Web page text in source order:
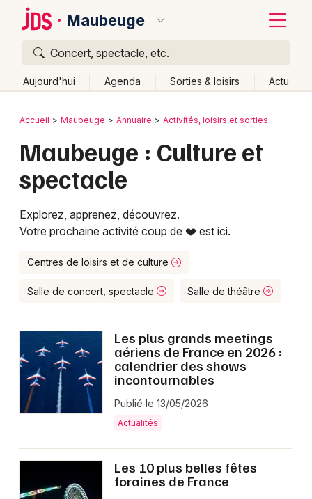
Maubeuge
Concert, spectacle, etc.
Aujourd'hui Agenda Sorties & loisirs Actu
Publier un événement
Grands événements
Activité & Expérience
Spectacles
Concerts
Sports
Bordeaux
Colmar
Lyon
Marseille
Mulhouse
Nantes
Nice
Paris
Toulouse
Toutes les villes
Retour
Accueil Maubeuge Annuaire Activités, loisirs et sorties
Maubeuge : Culture et
spectacle
Explorez, apprenez, découvrez.
Votre prochaine activité coup de ❤️ est ici.
Centres de loisirs et de culture
Salle de concert, spectacle Salle de théâtre
Les plus grands meetings
aériens de France en 2026 :
calendrier des shows
incontournables
Publié le 13/05/2026
Actualités
Les 10 plus belles fêtes
foraines de France
Quoi ?
Où ?
Nord-Pas-de-Calais
Partout
Près de moi
Changer de lieu
Aujourd'hui
Demain Ce week-end Autre